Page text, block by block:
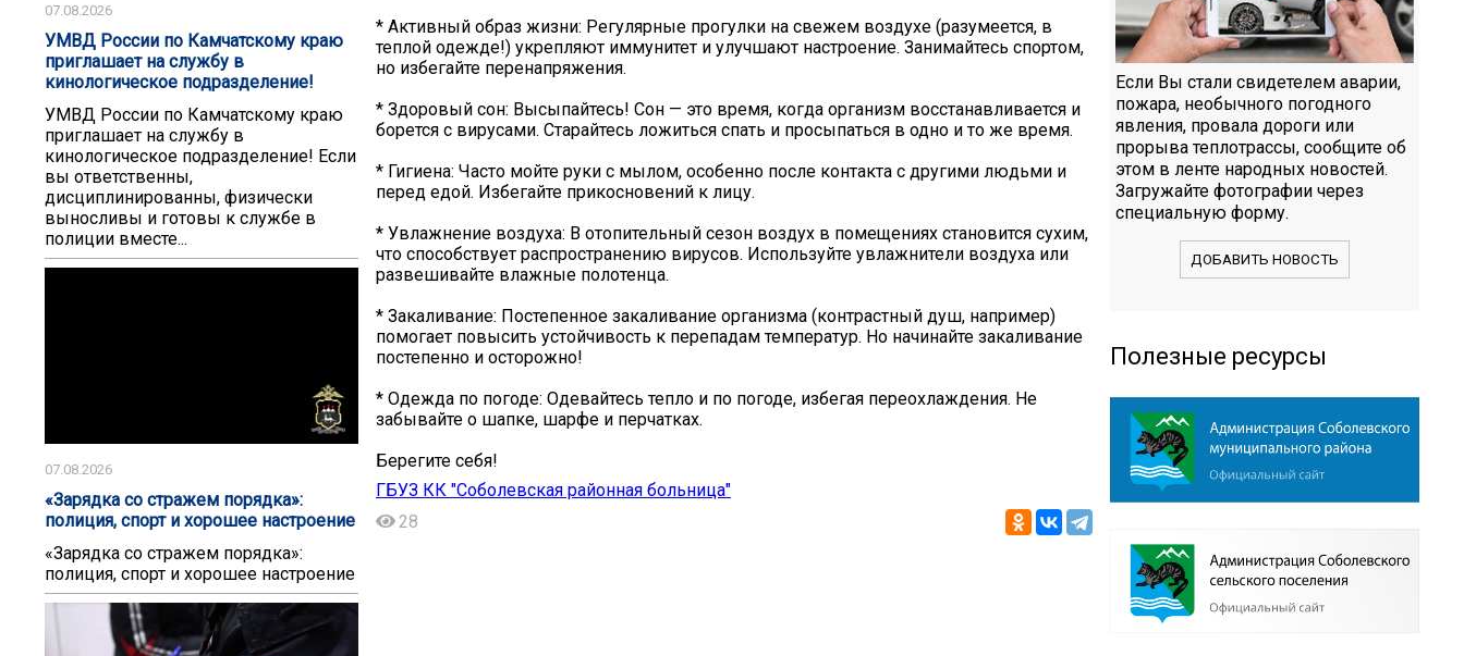
07.08.2026
УМВД России по Камчатскому краю
приглашает на службу в
кинологическое подразделение!
УМВД России по Камчатскому краю
приглашает на службу в
кинологическое подразделение! Если
вы ответственны,
дисциплинированны, физически
выносливы и готовы к службе в
полиции вместе...
07.08.2026
«Зарядка со стражем порядка»:
полиция, спорт и хорошее настроение
«Зарядка со стражем порядка»:
полиция, спорт и хорошее настроение
* Активный образ жизни: Регулярные прогулки на свежем воздухе (разумеется, в
теплой одежде!) укрепляют иммунитет и улучшают настроение. Занимайтесь спортом,
но избегайте перенапряжения.
* Здоровый сон: Высыпайтесь! Сон — это время, когда организм восстанавливается и
борется с вирусами. Старайтесь ложиться спать и просыпаться в одно и то же время.
* Гигиена: Часто мойте руки с мылом, особенно после контакта с другими людьми и
перед едой. Избегайте прикосновений к лицу.
* Увлажнение воздуха: В отопительный сезон воздух в помещениях становится сухим,
что способствует распространению вирусов. Используйте увлажнители воздуха или
развешивайте влажные полотенца.
* Закаливание: Постепенное закаливание организма (контрастный душ, например)
помогает повысить устойчивость к перепадам температур. Но начинайте закаливание
постепенно и осторожно!
* Одежда по погоде: Одевайтесь тепло и по погоде, избегая переохлаждения. Не
забывайте о шапке, шарфе и перчатках.
Берегите себя!
ГБУЗ КК "Соболевская районная больница"
28
Если Вы стали свидетелем аварии,
пожара, необычного погодного
явления, провала дороги или
прорыва теплотрассы, сообщите об
этом в ленте народных новостей.
Загружайте фотографии через
специальную форму.
ДОБАВИТЬ НОВОСТЬ
Полезные ресурсы